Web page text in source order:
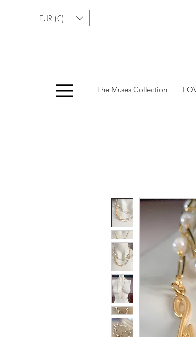
EUR (€)
The Muses Collection